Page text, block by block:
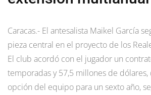
Caracas.- El antesalista Maikel García
pieza central en el proyecto de los
El club acordó con el jugador un
temporadas y 57,5 millones de
opción del equipo para un sexto año,